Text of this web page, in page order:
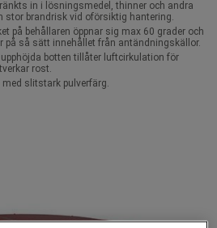
in i lösningsmedel, thinner och andra
stor brandrisk vid oförsiktig hantering.
på behållaren öppnar sig max 60 grader och
på så sätt innehållet från antändningskällor.
botten tillåter luftcirkulation för
rost.
slitstark pulverfärg.